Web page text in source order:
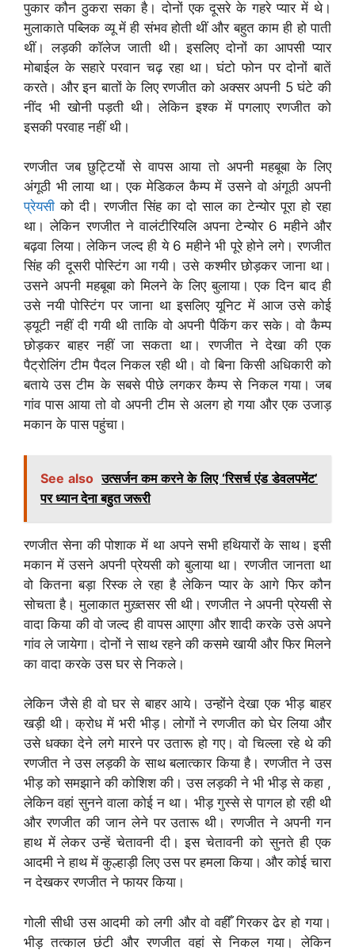
पुकार कौन ठुकरा सका है। दोनों एक दूसरे के गहरे प्यार में थे।
मुलाकाते पब्लिक व्यू में ही संभव होती थीं और बहुत काम ही हो पाती
थीं। लड़की कॉलेज जाती थी। इसलिए दोनों का आपसी प्यार
मोबाईल के सहारे परवान चढ़ रहा था। घंटो फोन पर दोनों बातें
करते। और इन बातों के लिए रणजीत को अक्सर अपनी 5 घंटे की
नींद भी खोनी पड़ती थी। लेकिन इश्क में पगलाए रणजीत को
इसकी परवाह नहीं थी।
रणजीत जब छुट्टियों से वापस आया तो अपनी महबूबा के लिए
अंगूठी भी लाया था। एक मेडिकल कैम्प में उसने वो अंगूठी अपनी
प्रेयसी को दी। रणजीत सिंह का दो साल का टेन्योर पूरा हो रहा
था। लेकिन रणजीत ने वालंटीरियलि अपना टेन्योर 6 महीने और
बढ़वा लिया। लेकिन जल्द ही ये 6 महीने भी पूरे होने लगे। रणजीत
सिंह की दूसरी पोस्टिंग आ गयी। उसे कश्मीर छोड़कर जाना था।
उसने अपनी महबूबा को मिलने के लिए बुलाया। एक दिन बाद ही
उसे नयी पोस्टिंग पर जाना था इसलिए यूनिट में आज उसे कोई
ड्यूटी नहीं दी गयी थी ताकि वो अपनी पैकिंग कर सके। वो कैम्प
छोड़कर बाहर नहीं जा सकता था। रणजीत ने देखा की एक
पैट्रोलिंग टीम पैदल निकल रही थी। वो बिना किसी अधिकारी को
बताये उस टीम के सबसे पीछे लगकर कैम्प से निकल गया। जब
गांव पास आया तो वो अपनी टीम से अलग हो गया और एक उजाड़
मकान के पास पहुंचा।
See also उत्सर्जन कम करने के लिए ‘रिसर्च एंड डेवलपमेंट’
पर ध्यान देना बहुत जरूरी
रणजीत सेना की पोशाक में था अपने सभी हथियारों के साथ। इसी
मकान में उसने अपनी प्रेयसी को बुलाया था। रणजीत जानता था
वो कितना बड़ा रिस्क ले रहा है लेकिन प्यार के आगे फिर कौन
सोचता है। मुलाकात मुख़्तसर सी थी। रणजीत ने अपनी प्रेयसी से
वादा किया की वो जल्द ही वापस आएगा और शादी करके उसे अपने
गांव ले जायेगा। दोनों ने साथ रहने की कसमे खायी और फिर मिलने
का वादा करके उस घर से निकले।
लेकिन जैसे ही वो घर से बाहर आये। उन्होंने देखा एक भीड़ बाहर
खड़ी थी। क्रोध में भरी भीड़। लोगों ने रणजीत को घेर लिया और
उसे धक्का देने लगे मारने पर उतारू हो गए। वो चिल्ला रहे थे की
रणजीत ने उस लड़की के साथ बलात्कार किया है। रणजीत ने उस
भीड़ को समझाने की कोशिश की। उस लड़की ने भी भीड़ से कहा ,
लेकिन वहां सुनने वाला कोई न था। भीड़ गुस्से से पागल हो रही थी
और रणजीत की जान लेने पर उतारू थी। रणजीत ने अपनी गन
हाथ में लेकर उन्हें चेतावनी दी। इस चेतावनी को सुनते ही एक
आदमी ने हाथ में कुल्हाड़ी लिए उस पर हमला किया। और कोई चारा
न देखकर रणजीत ने फायर किया।
गोली सीधी उस आदमी को लगी और वो वहीँ गिरकर ढेर हो गया।
भीड़ तत्काल छंटी और रणजीत वहां से निकल गया। लेकिन